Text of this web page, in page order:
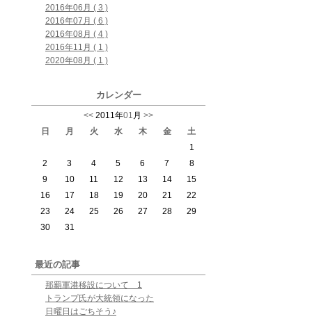
2016年06月 ( 3 )
2016年07月 ( 6 )
2016年08月 ( 4 )
2016年11月 ( 1 )
2020年08月 ( 1 )
カレンダー
<< 2011年01 月 >>
日
月 火 水 木 金
土
1
2
3 4 5 6 7
8
9
10 11 12 13 14
15
16
17 18 19 20 21
22
23
24 25 26 27 28
29
30
31
最近の記事
那覇軍港移設について 1
トランプ氏が大統領になった
日曜日はごちそう♪